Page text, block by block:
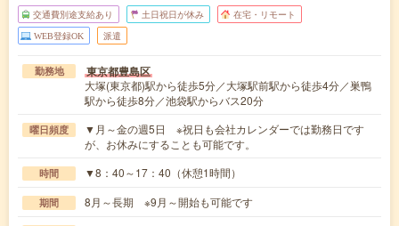
交通費別途支給あり 土日祝日が休み 在宅・リモート
WEB登録OK 派遣
勤務地 東京都豊島区
大塚(東京都)駅から徒歩5分／大塚駅前駅から徒歩4分／巣鴨
駅から徒歩8分／池袋駅からバス20分
曜日頻度
▼月～金の週5日 ※祝日も会社カレンダーでは勤務日です
が、お休みにすることも可能です。
時間 ▼8：40～17：40（休憩1時間）
期間 8月～長期 ※9月～開始も可能です